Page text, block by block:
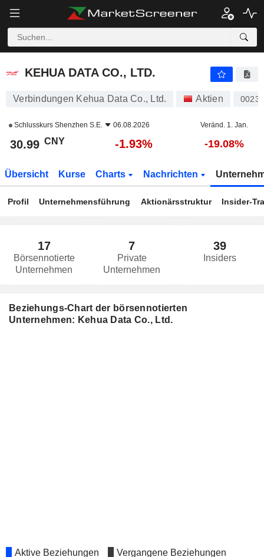
KEHUA DATA CO., LTD.
KEHUA DATA CO., LTD.
Verbindungen Kehua Data Co., Ltd. Aktien
Schlusskurs Shenzhen S.E. 06.08.2026 Veränd. 1. Jan.
30.99 CNY -1.93% -19.08%
Übersicht Kurse Charts Nachrichten
Profil Unternehmensführung Aktionärsstruktur Insider-
17
Börsennotierte
Unternehmen
7
Private
Unternehmen
39
Insiders
Beziehungs-Chart der börsennotierten
Unternehmen: Kehua Data Co., Ltd.
Aktive Beziehungen Vergangene Beziehungen